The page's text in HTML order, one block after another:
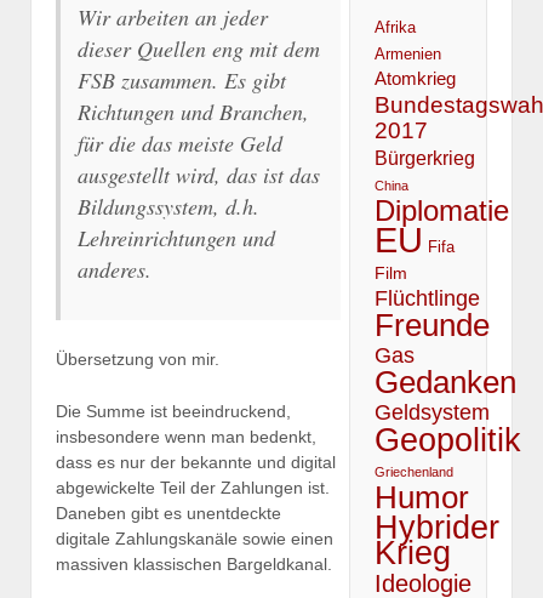
Wir arbeiten an jeder
dieser Quellen eng mit dem
FSB zusammen. Es gibt
Richtungen und Branchen,
für die das meiste Geld
ausgestellt wird, das ist das
Bildungssystem, d.h.
Lehreinrichtungen und
anderes.
Übersetzung von mir.
Die Summe ist beeindruckend,
insbesondere wenn man bedenkt,
dass es nur der bekannte und digital
abgewickelte Teil der Zahlungen ist.
Daneben gibt es unentdeckte
digitale Zahlungskanäle sowie einen
massiven klassischen Bargeldkanal.
Afrika
Armenien
Atomkrieg
2017
Bürgerkrieg
China
Diplomatie
EU Fifa
Film
Flüchtlinge
Freunde
Gas
Gedanken
Geldsystem
Geopolitik
Griechenland
Humor
Hybrider
Krieg
Ideologie